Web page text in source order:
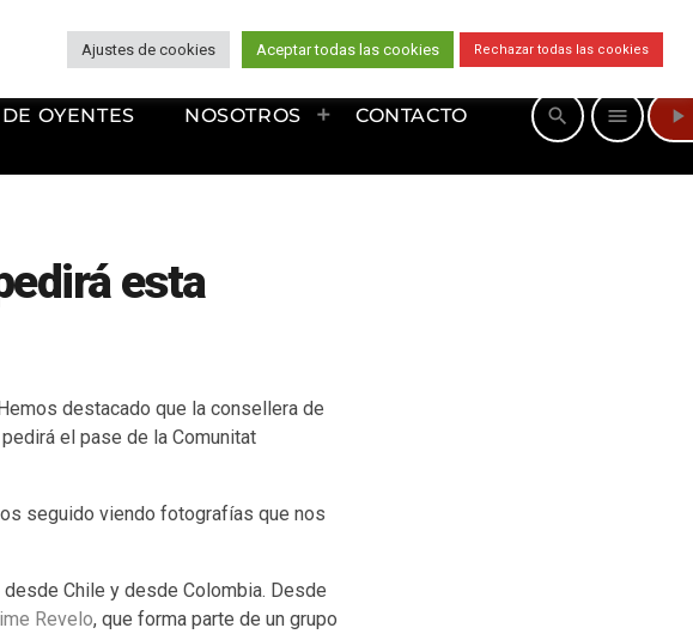
OYENTES NOSOTROS CONTACTO search menu play_arrow
esta
destacado que la consellera de
el pase de la Comunitat
seguido viendo fotografías que nos
Chile y desde Colombia. Desde
Revelo, que forma parte de un grupo
Ajustes de cookies Aceptar todas las cookies Rechazar todas las cookies